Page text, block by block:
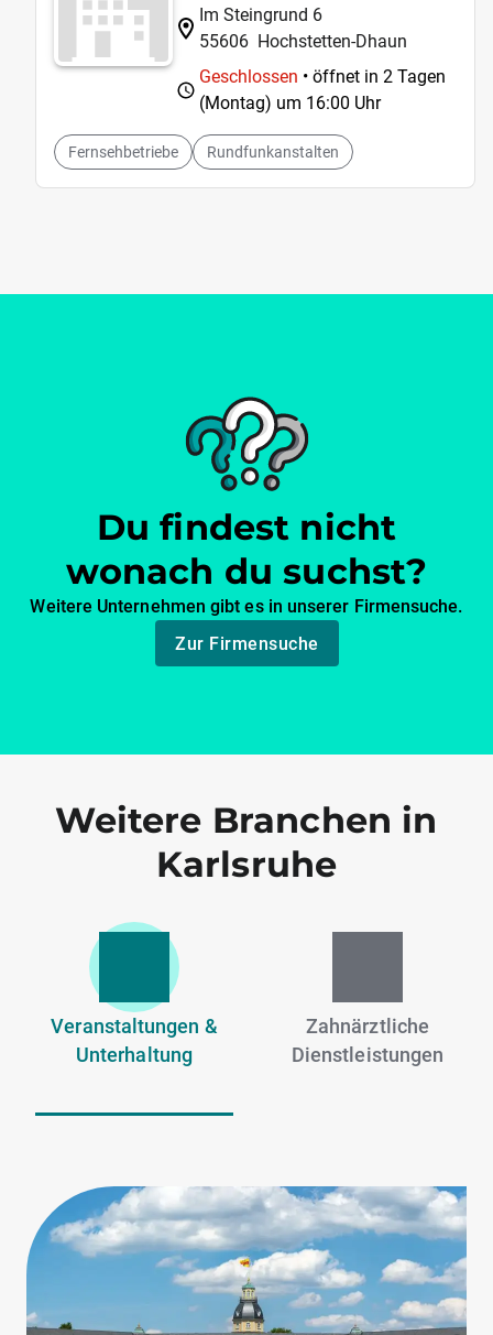
Im Steingrund 6
55606 Hochstetten-Dhaun
Geschlossen • öffnet in 2 Tagen
(Montag) um 16:00 Uhr
Fernsehbetriebe Rundfunkanstalten
Du findest nicht
wonach du suchst?
Weitere Unternehmen gibt es in unserer Firmensuche.
Zur Firmensuche
Weitere Branchen in
Karlsruhe
Veranstaltungen &
Unterhaltung
Zahnärztliche
Dienstleistungen